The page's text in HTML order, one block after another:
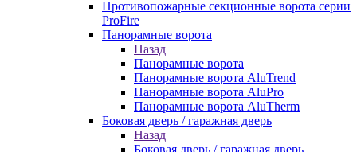
Противопожарные секционные ворота серии
ProFire
Панорамные ворота
Назад
Панорамные ворота
Панорамные ворота AluTrend
Панорамные ворота AluPro
Панорамные ворота AluTherm
Боковая дверь / гаражная дверь
Назад
Боковая дверь / гаражная дверь